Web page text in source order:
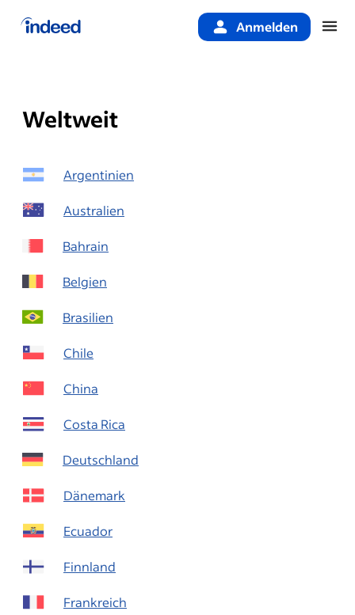
Anmelden
Weltweit
Argentinien
Australien
Bahrain
Belgien
Brasilien
Chile
China
Costa Rica
Deutschland
Dänemark
Ecuador
Finnland
Frankreich